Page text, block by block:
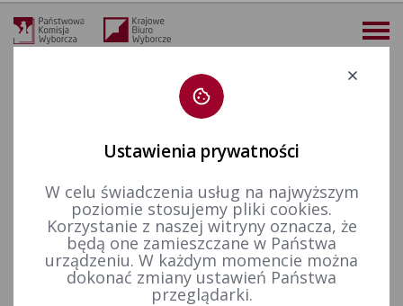
Deklaracja dostępności
więcej
Finansowanie polityki Finansowanie partii politycznych Sprawozdania finansowe partii politycznych za rok 2012
Ustawienia prywatności
W celu świadczenia usług na najwyższym
poziomie stosujemy pliki cookies.
Korzystanie z naszej witryny oznacza, że
będą one zamieszczane w Państwa
urządzeniu. W każdym momencie można
dokonać zmiany ustawień Państwa
przeglądarki.